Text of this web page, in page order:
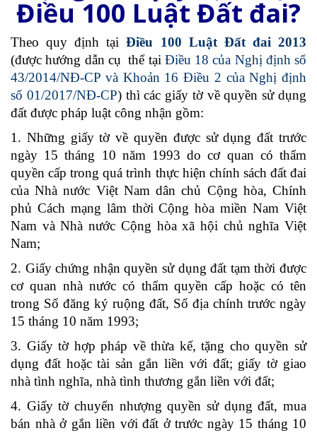
Điều 100 Luật Đất đai?
Theo quy định tạiĐiều 100 Luật Đất đai 2013
(được hướng dẫn cụ thể tại Điều 18 của Nghị định số
43/2014/NĐ-CP và Khoản 16 Điều 2 của Nghị định
số 01/2017/NĐ-CP) thì các giấy tờ về quyền sử dụng
đất được pháp luật công nhận gồm:
1. Những giấy tờ về quyền được sử dụng đất trước
ngày 15 tháng 10 năm 1993 do cơ quan có thẩm
quyền cấp trong quá trình thực hiện chính sách đất đai
của Nhà nước Việt Nam dân chủ Cộng hòa, Chính
phủ Cách mạng lâm thời Cộng hòa miền Nam Việt
Nam và Nhà nước Cộng hòa xã hội chủ nghĩa Việt
Nam;
2. Giấy chứng nhận quyền sử dụng đất tạm thời được
cơ quan nhà nước có thẩm quyền cấp hoặc có tên
trong Sổ đăng ký ruộng đất, Sổ địa chính trước ngày
15 tháng 10 năm 1993;
3. Giấy tờ hợp pháp về thừa kế, tặng cho quyền sử
dụng đất hoặc tài sản gắn liền với đất; giấy tờ giao
nhà tình nghĩa, nhà tình thương gắn liền với đất;
4. Giấy tờ chuyển nhượng quyền sử dụng đất, mua
bán nhà ở gắn liền với đất ở trước ngày 15 tháng 10